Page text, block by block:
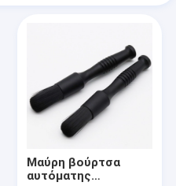
Μαύρη βούρτσα
αυτόματης